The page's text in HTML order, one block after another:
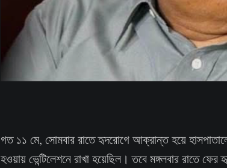
গত ১১ মে, সোমবার রাতে হৃদরোগে আক্রান্ত হয়ে
হওয়ায় ভেন্টিলেশনে রাখা হয়েছিল। তবে মঙ্গলবার রাতে